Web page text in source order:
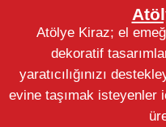
Atölye Kiraz; el
dekoratif
yaratıcılığınızı
evine taşımak isteyenler